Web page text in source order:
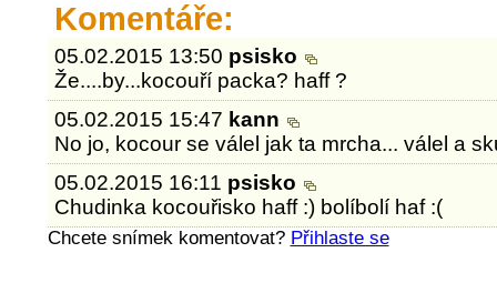
Komentáře:
05.02.2015 13:50 psisko
Že....by...kocouří packa? haff ?
05.02.2015 15:47 kann
No jo, kocour se válel jak ta mrcha... válel a
05.02.2015 16:11 psisko
Chudinka kocouřisko haff :) bolíbolí haf :(
Chcete snímek komentovat? Přihlaste se